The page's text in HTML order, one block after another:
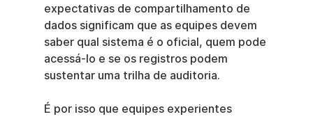
expectativas de compartilhamento de
dados significam que as equipes devem
saber qual sistema é o oficial, quem pode
acessá-lo e se os registros podem
sustentar uma trilha de auditoria.
É por isso que equipes experientes